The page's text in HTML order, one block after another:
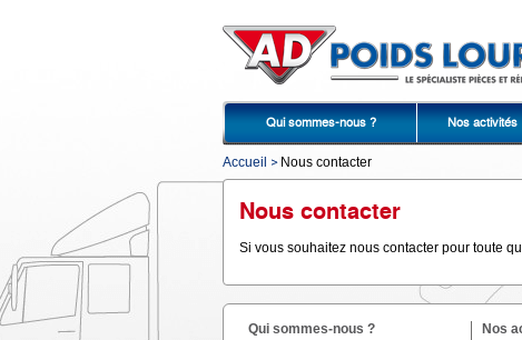
Qui sommes-nous ? Nos activités
Accueil Nous contacter
Nous contacter
Si vous souhaitez nous contacter pour toute
Qui sommes-nous ?
Nos